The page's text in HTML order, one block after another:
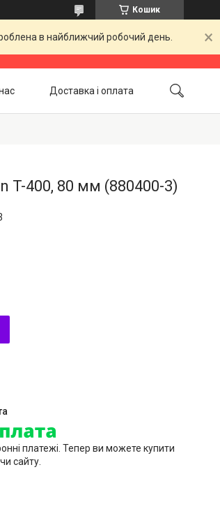
Кошик
в найближчий робочий день.
Доставка і оплата
T-400, 80 мм (880400-3)
платежі. Тепер ви можете купити
сайту.